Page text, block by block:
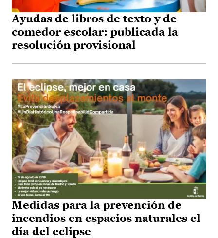
Ayudas de libros de texto y de
comedor escolar: publicada la
resolución provisional
Medidas para la prevención de
incendios en espacios naturales el
día del eclipse